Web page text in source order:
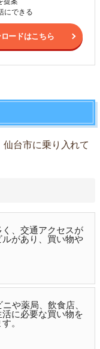
にできる
ードはこちら
台市に乗り入れて
、交通アクセスが
があり、買い物や
や薬局、飲食店、
に必要な買い物を
。